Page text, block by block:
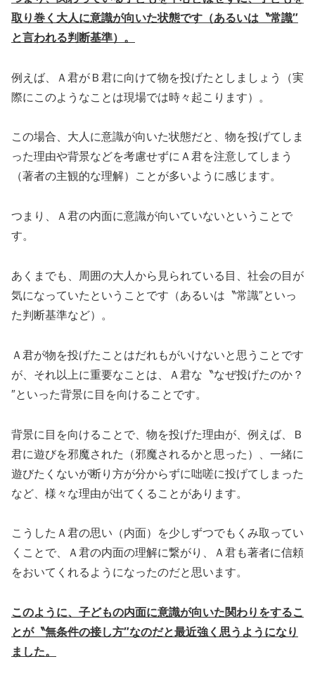
取り巻く大人に意識が向いた状態です（あるいは〝常識″
と言われる判断基準）。
例えば、Ａ君がＢ君に向けて物を投げたとしましょう（実
際にこのようなことは現場では時々起こります）。
この場合、大人に意識が向いた状態だと、物を投げてしま
った理由や背景などを考慮せずにＡ君を注意してしまう
（著者の主観的な理解）ことが多いように感じます。
つまり、Ａ君の内面に意識が向いていないということで
す。
あくまでも、周囲の大人から見られている目、社会の目が
気になっていたということです（あるいは〝常識″といっ
た判断基準など）。
Ａ君が物を投げたことはだれもがいけないと思うことです
が、それ以上に重要なことは、Ａ君な〝なぜ投げたのか？
″といった背景に目を向けることです。
背景に目を向けることで、物を投げた理由が、例えば、Ｂ
君に遊びを邪魔された（邪魔されるかと思った）、一緒に
遊びたくないが断り方が分からずに咄嗟に投げてしまった
など、様々な理由が出てくることがあります。
こうしたＡ君の思い（内面）を少しずつでもくみ取ってい
くことで、Ａ君の内面の理解に繋がり、Ａ君も著者に信頼
をおいてくれるようになったのだと思います。
このように、子どもの内面に意識が向いた関わりをするこ
とが〝無条件の接し方″なのだと最近強く思うようになり
ました。